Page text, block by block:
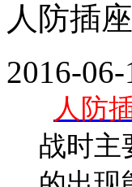
人防插
2016-
人防
战时主